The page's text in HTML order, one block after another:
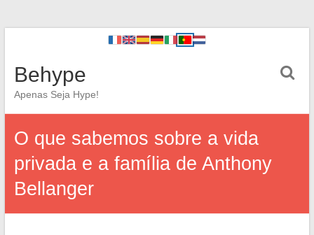
Behype
Apenas Seja Hype!
O que sabemos sobre a vida
privada e a família de Anthony
Bellanger